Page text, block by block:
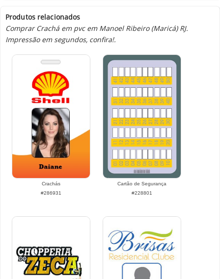
Produtos relacionados
Comprar Crachá em pvc em Manoel Ribeiro (Maricá) RJ.
Impressão em segundos, confira!.
Crachás
#286931
Cartão de Segurança
#228801